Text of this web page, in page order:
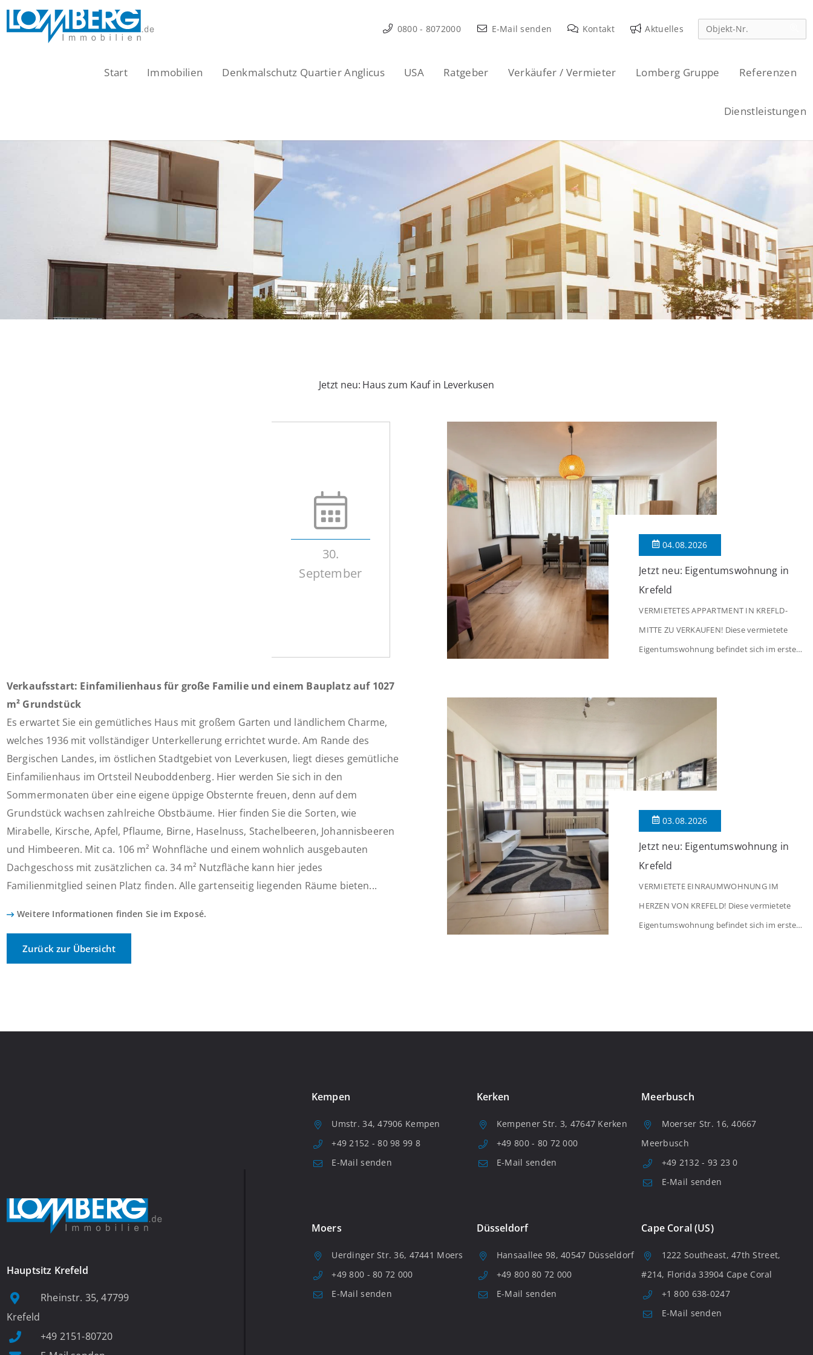
Zum
Inhalt
0800 - 8072000 E-Mail senden Kontakt Aktuelles
Start Immobilien Denkmalschutz Quartier Anglicus USA Ratgeber Verkäufer / Vermieter Lomberg Gruppe Referenzen
Dienstleistungen
Jetzt neu: Haus zum Kauf in Leverkusen
30.
September
Verkaufsstart: Einfamilienhaus für große Familie und einem Bauplatz auf 1027
m² Grundstück
Es erwartet Sie ein gemütliches Haus mit großem Garten und ländlichem Charme,
welches 1936 mit vollständiger Unterkellerung errichtet wurde. Am Rande des
Bergischen Landes, im östlichen Stadtgebiet von Leverkusen, liegt dieses gemütliche
Einfamilienhaus im Ortsteil Neuboddenberg. Hier werden Sie sich in den
Sommermonaten über eine eigene üppige Obsternte freuen, denn auf dem
Grundstück wachsen zahlreiche Obstbäume. Hier finden Sie die Sorten, wie
Mirabelle, Kirsche, Apfel, Pflaume, Birne, Haselnuss, Stachelbeeren, Johannisbeeren
und Himbeeren. Mit ca. 106 m² Wohnfläche und einem wohnlich ausgebauten
Dachgeschoss mit zusätzlichen ca. 34 m² Nutzfläche kann hier jedes
Familienmitglied seinen Platz finden. Alle gartenseitig liegenden Räume bieten...
Weitere Informationen finden Sie im Exposé.
Zurück zur Übersicht
04.08.2026
Jetzt neu: Eigentumswohnung in
Krefeld
VERMIETETES APPARTMENT IN KREFLD-
MITTE ZU VERKAUFEN! Diese vermietete
Eigentumswohnung befindet sich im ersten
über 34 m² Wohnfläche., welche sich wie
folgt aufteilen: Beim Betreten der Wohnung
befinden Sie sich in einer praktischen Diele,
welche ausreichend Platz für eine […]
03.08.2026
Jetzt neu: Eigentumswohnung in
Krefeld
VERMIETETE EINRAUMWOHNUNG IM
HERZEN VON KREFELD! Diese vermietete
Eigentumswohnung befindet sich im ersten
Hauptsitz Krefeld
Rheinstr. 35, 47799
Krefeld
+49 2151-80720
Kempen
Umstr. 34, 47906 Kempen
+49 2152 - 80 98 99 8
E-Mail senden
Kerken
Kempener Str. 3, 47647 Kerken
+49 800 - 80 72 000
E-Mail senden
Meerbusch
Moerser Str. 16, 40667
Meerbusch
+49 2132 - 93 23 0
E-Mail senden
Moers
Uerdinger Str. 36, 47441 Moers
+49 800 - 80 72 000
E-Mail senden
Düsseldorf
Hansaallee 98, 40547 Düsseldorf
+49 800 80 72 000
E-Mail senden
Cape Coral (US)
1222 Southeast, 47th Street,
#214, Florida 33904 Cape Coral
+1 800 638-0247
E-Mail senden